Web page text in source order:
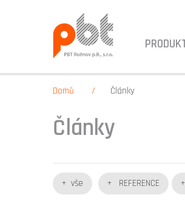
Domů Články
Články
vše REFERENCE